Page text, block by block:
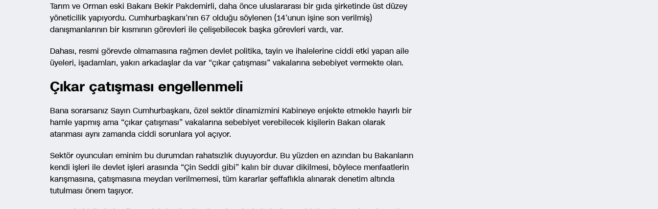
Tarım ve Orman eski Bakanı Bekir Pakdemirli, daha önce uluslararası bir gıda şirketinde üst düzey
yöneticilik yapıyordu. Cumhurbaşkanı’nın 67 olduğu söylenen (14’unun işine son verilmiş)
danışmanlarının bir kısmının görevleri ile çelişebilecek başka görevleri vardı, var.
Dahası, resmi görevde olmamasına rağmen devlet politika, tayin ve ihalelerine ciddi etki yapan aile
üyeleri, işadamları, yakın arkadaşlar da var “çıkar çatışması” vakalarına sebebiyet vermekte olan.
Çıkar çatışması engellenmeli
Bana sorarsanız Sayın Cumhurbaşkanı, özel sektör dinamizmini Kabineye enjekte etmekle hayırlı bir
hamle yapmış ama “çıkar çatışması” vakalarına sebebiyet verebilecek kişilerin Bakan olarak
atanması aynı zamanda ciddi sorunlara yol açıyor.
Sektör oyuncuları eminim bu durumdan rahatsızlık duyuyordur. Bu yüzden en azından bu Bakanların
kendi işleri ile devlet işleri arasında “Çin Seddi gibi” kalın bir duvar dikilmesi, böylece menfaatlerin
karışmasına, çatışmasına meydan verilmemesi, tüm kararlar şeffaflıkla alınarak denetim altında
tutulması önem taşıyor.